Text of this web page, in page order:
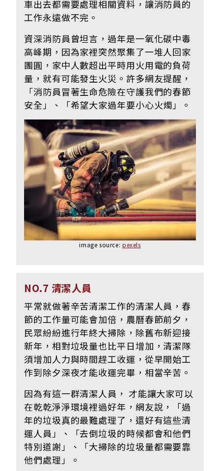
車出去都需要處理相關資料，讓消防員的
工作永遠做不完。
資深消防員曾坦言，過年是一氧化碳中毒
高峰期，因為家裡突然聚集了一堆人回家
團圓，家中人數超出平時用火用電的負荷
量，就有可能發生火災。許多網友提醒，
「消防員冒著生命危險在守護我們的春節
安全」、「希望大家過年要小心火燭」。
image source: pexels
NO.7 清潔人員
平常就做著辛苦清潔工作的清潔人員，春
節的工作量可能會加倍，農曆春節前夕，
民眾紛紛進行年終大掃除，除舊布新迎接
新年，相對垃圾量也比平日增加，清潔隊
須增加人力與時間趕工收運，從早開始工
作到除夕深夜才能收運完畢，相當辛苦。
因為有這一群清潔人員， 才能讓大家可以
在乾乾淨淨環境裡過好年，網友說，「過
年的垃圾真的最難處理了，還好有這些清
運人員」、
「去倒垃圾的時候都會和他們
特別道謝」、
「大掃除的垃圾量都需要靠
他們處理」。